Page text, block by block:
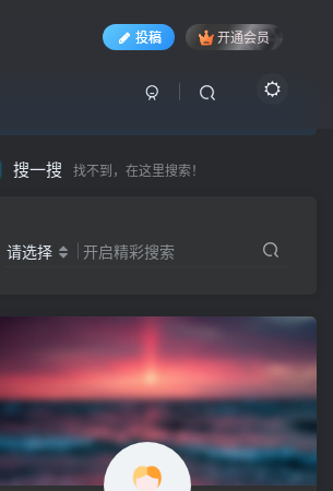
投稿 开通会员
搜一搜 找不到，在这里搜索！
请选择 开启精彩搜索